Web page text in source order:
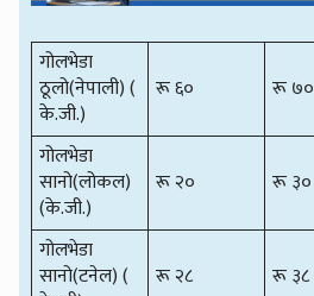
गोलभेडा
ठूलो(नेपाली) (
के.जी.)
रू ६० रू ७०
गोलभेडा
सानो(लोकल)
(के.जी.)
रू २० रू ३०
गोलभेडा
सानो(टनेल) (
रू २८ रू ३८